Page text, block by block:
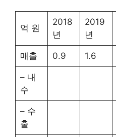
억 원
2018
년
2019
년
매출 0.9 1.6
– 내
수
– 수
출